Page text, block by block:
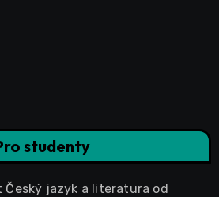
studenty
Český jazyk a literatura od